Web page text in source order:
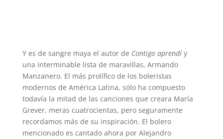
Y es de sangre maya el autor de Contigo aprendíy
una interminable lista de maravillas, Armando
Manzanero. El más prolífico de los boleristas
modernos de América Latina, sólo ha compuesto
todavía la mitad de las canciones que creara María
Grever, meras cuatrocientas, pero seguramente
recordamos más de su inspiración. El bolero
mencionado es cantado ahora por Alejandro